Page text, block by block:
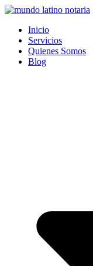
Saltar
contenido
Inicio
Servicios
Quienes Somos
Blog